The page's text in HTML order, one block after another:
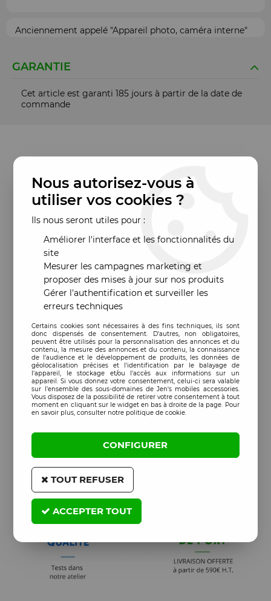
Anciennement appelé "Appareil photo, caméra interne"
GARANTIE
Cet article est garanti 185 jours à partir de la date de
commande
Nous autorisez-vous à
utiliser vos cookies ?
Ils nous seront utiles pour :
Améliorer l'interface et les fonctionnalités du
site
Mesurer les campagnes marketing et
proposer des mises à jour sur nos produits
Gérer l'authentification et surveiller les
erreurs techniques
Certains cookies sont nécessaires à des fins techniques, ils sont
donc dispensés de consentement. D'autres, non obligatoires,
peuvent être utilisés pour la personnalisation des annonces et du
contenu, la mesure des annonces et du contenu, la connaissance
de l'audience et le développement de produits, les données de
géolocalisation précises et l'identification par le balayage de
l'appareil, le stockage et/ou l'accès aux informations sur un
appareil. Si vous donnez votre consentement, celui-ci sera valable
sur l’ensemble des sous-domaines de Jen's mobiles accessories.
Vous disposez de la possibilité de retirer votre consentement à tout
moment en cliquant sur le widget en bas à droite de la page. Pour
en savoir plus, consulter notre politique de cookie.
CONFIGURER
TOUT REFUSER
ACCEPTER TOUT